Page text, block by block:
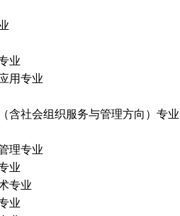
业
用专业
含社会组织服务与管理方向）专业
理专业
业
专业
业